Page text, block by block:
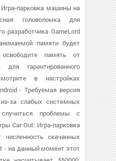
парковка машины на
головоломка для
разработчика GameLord
памяти будет
освободите память от
для гарантированного
в настройках
- Требуемая версия
за слабых системных
проблемы с
Car Out: Игра-парковка
скачанных
- на данный момент этот